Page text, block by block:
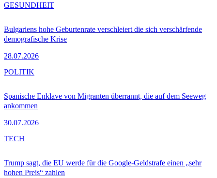
Bulgariens hohe Geburtenrate verschleiert die sich verschärfende
demografische Krise
28.07.2026
GESUNDHEIT
Spanische Enklave von Migranten überrannt, die auf dem Seeweg
ankommen
30.07.2026
POLITIK
Trump sagt, die EU werde für die Google-Geldstrafe einen „sehr
hohen Preis“ zahlen
TECH